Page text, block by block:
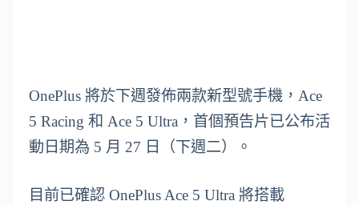
OnePlus 將於下週發佈兩款新型號手機，Ace
5 Racing 和 Ace 5 Ultra，首個預告片已公布活
動日期為 5 月 27 日（下週二）。
目前已確認 OnePlus Ace 5 Ultra 將搭載